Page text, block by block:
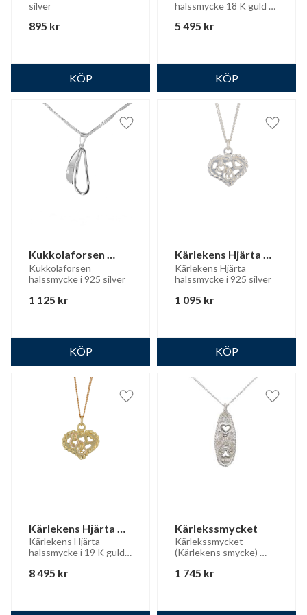
silver
895 kr
guld
halssmycke 18 K guld -
5 495 kr
Kukkolaforsen
halssmycke 925
silver
Kukkolaforsen
halssmycke i 925 silver
1 125 kr
Lägg till i favoriter
Kärlekens Hjärta
halssmycke
Kärlekens Hjärta
halssmycke i 925 silver
1 095 kr
Lägg
Kärlekens Hjärta
halssmycke 18 K
Kärlekens Hjärta
halssmycke i 19 K guld
8 495 kr
Lägg till i favoriter
Kärlekssmycket
Kärlekssmycket
(Kärlekens smycke)
levereras med
1 745 kr
Lägg